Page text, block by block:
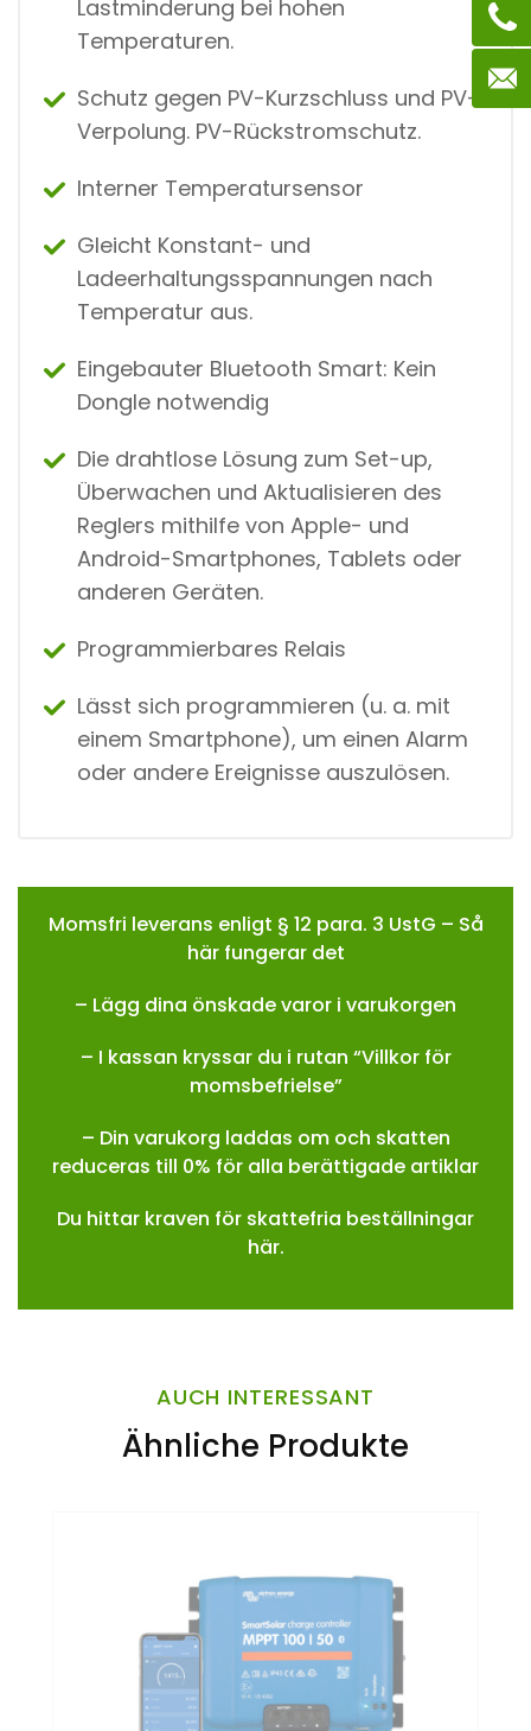
Lastminderung bei hohen
Temperaturen.
Schutz gegen PV-Kurzschluss und PV-
Verpolung. PV-Rückstromschutz.
Interner Temperatursensor
Gleicht Konstant- und
Ladeerhaltungsspannungen nach
Temperatur aus.
Eingebauter Bluetooth Smart: Kein
Dongle notwendig
Die drahtlose Lösung zum Set-up,
Überwachen und Aktualisieren des
Reglers mithilfe von Apple- und
Android-Smartphones, Tablets oder
anderen Geräten.
Programmierbares Relais
Lässt sich programmieren (u. a. mit
einem Smartphone), um einen Alarm
oder andere Ereignisse auszulösen.
Momsfri leverans enligt § 12 para. 3 UstG – Så
här fungerar det
– Lägg dina önskade varor i varukorgen
– I kassan kryssar du i rutan “Villkor för
momsbefrielse”
– Din varukorg laddas om och skatten
reduceras till 0% för alla berättigade artiklar
Du hittar kraven för skattefria beställningar
här.
AUCH INTERESSANT
Ähnliche Produkte